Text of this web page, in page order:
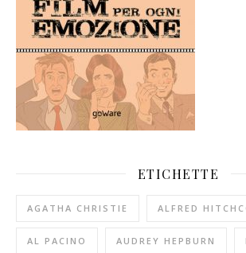
ETICHETTE
AGATHA CHRISTIE ALFRED
AL PACINO AUDREY HEPBURN